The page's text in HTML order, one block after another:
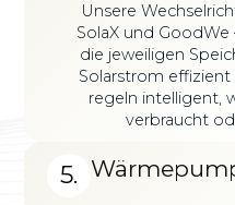
Unsere
SolaX und
die jeweiligen
Solarstrom
regeln intelligent,
verbraucht
5.